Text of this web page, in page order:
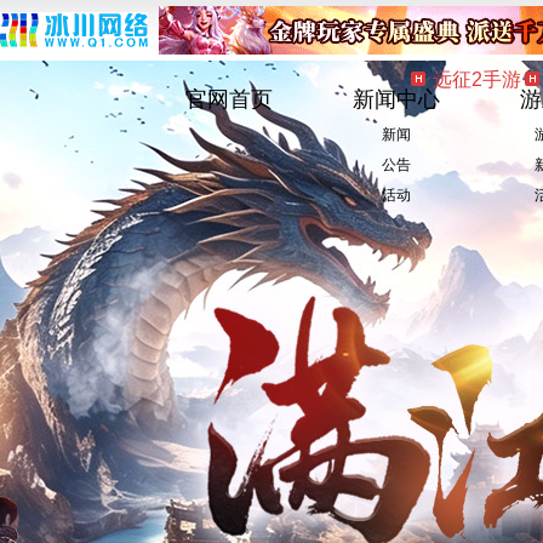
远征2手游
官网首页 新闻中心
新闻
公告
活动